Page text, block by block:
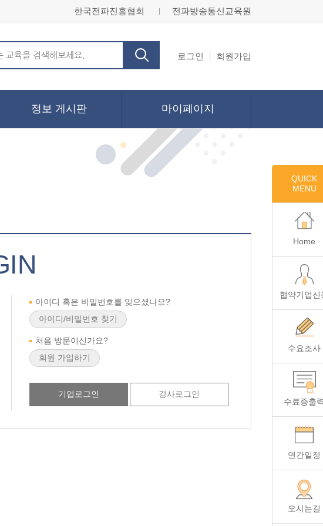
한국전파진흥협회 전파방송통신교육원
로그인 회원가입
QUICK
MENU
Home
협약기업신
수요조사
수료증출
연간일정
오시는길
정보 게시판 마이페이지
아이디 혹은 비밀번호를 잊으셨나요?
처음 방문이신가요?
기업로그인 강사로그인